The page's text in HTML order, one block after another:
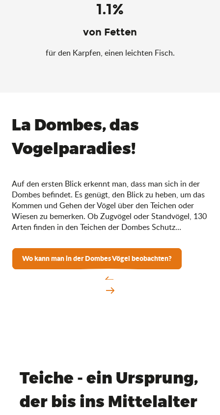
1.1%
von Fetten
für den Karpfen, einen leichten Fisch.
La Dombes, das
Vogelparadies!
Auf den ersten Blick erkennt man, dass man sich in der
Dombes befindet. Es genügt, den Blick zu heben, um das
Kommen und Gehen der Vögel über den Teichen oder
Wiesen zu bemerken. Ob Zugvögel oder Standvögel, 130
Arten finden in den Teichen der Dombes Schutz…
Wo kann man in der Dombes Vögel beobachten?
Teiche - ein Ursprung,
der bis ins Mittelalter